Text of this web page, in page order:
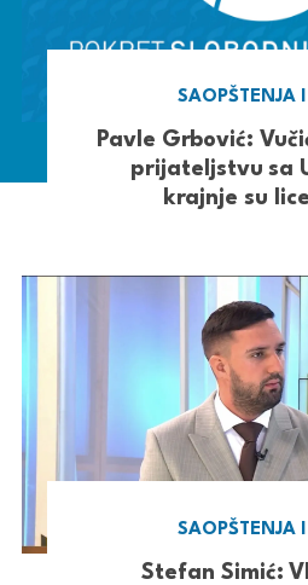
SAOPŠTENJA
Pavle Grbović:
prijateljstvu sa
krajnje su
SAOPŠTENJA I
Stefan Simić: